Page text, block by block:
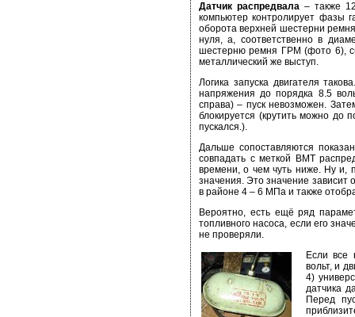
Датчик распредвала – также
компьютер контролирует фазы
оборота верхней шестерни
нуля, а, соответственно в
шестерню ремня ГРМ (фото 6),
металлический же выступ.
Логика запуска двигателя
напряжения до порядка 8.5
справа) – пуск невозможен.
блокируется (крутить можно до
пускался.).
Дальше сопоставляются
совпадать с меткой ВМТ
времени, о чем чуть ниже. Ну и,
значения. Это значение зависит
в районе 4 – 6 МПа и также
Вероятно, есть ещё ряд
топливного насоса, если его
не проверяли.
Если все
вольт, и
4)
датчика
Перед